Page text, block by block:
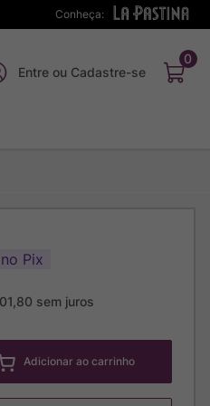
Conheça: FRETE GRÁTIS
0
Pix
,80 sem juros
Adicionar ao carrinho